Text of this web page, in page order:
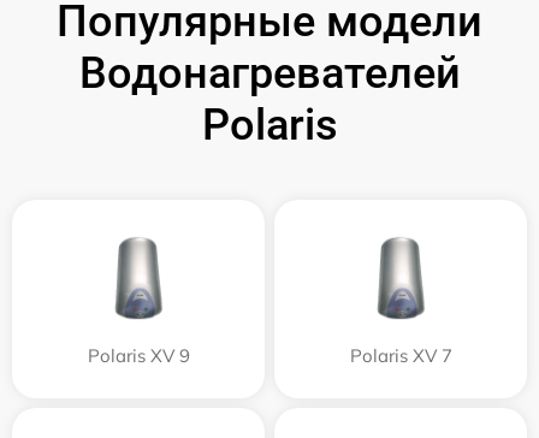
Популярные модели
Водонагревателей
Polaris
Polaris XV 9 Polaris XV 7